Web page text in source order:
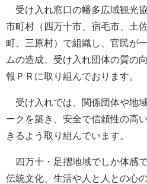
受け入れ窓口の幡多広域観光
市町村（四万十市、宿毛市、土
町、三原村）で組織し、官民が
ムの造成、受け入れ団体の質の
報ＰＲに取り組んでおります。
受け入れでは、関係団体や地
ークを築き、安全で信頼性の高
きるよう取り組んでいます。
四万十・足摺地域でしか体感
伝統文化、生活や人と人との心